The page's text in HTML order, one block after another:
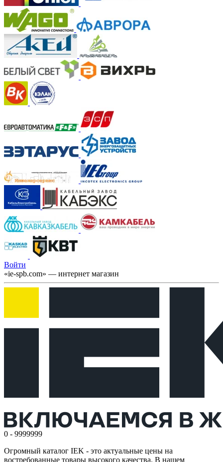
Войти
«ie-spb.com» — интернет магазин
0 - 9999999
Огромный каталог IEK - это актуальные цены на
востребованные товары высокого качества. В нашем